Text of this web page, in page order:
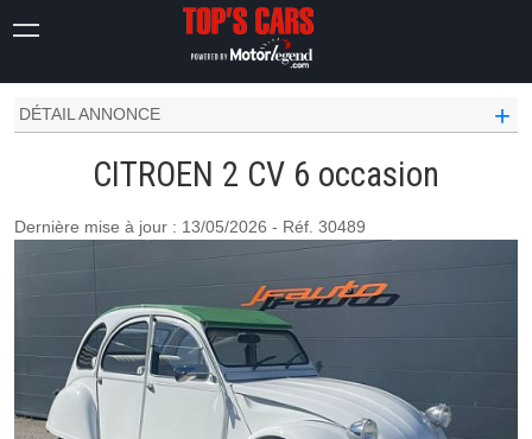
CITROEN OCCASION
6
DÉTAIL ANNONCE
+
CITROEN 2 CV 6 occasion
Dernière mise à jour : 13/05/2026 - Réf. 30489